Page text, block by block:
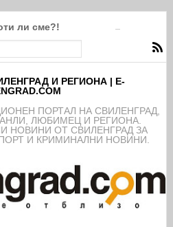
ли сме?!
И РЕГИОНА | E-
ПОРТАЛ НА СВИЛЕНГРАД,
ЛЮБИМЕЦ И РЕГИОНА.
НОВИНИ ОТ СВИЛЕНГРАД ЗА
И КРИМИНАЛНИ НОВИНИ.